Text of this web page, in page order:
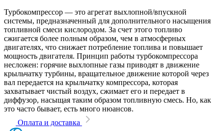
Турбокомпрессор — это агрегат выхлопной/впускной
системы, предназначенный для дополнительного насыщения
топливной смеси кислородом. За счет этого топливо
сжигается более полным образом, чем в атмосферных
двигателях, что снижает потребление топлива и повышает
мощность двигателя. Принцип работы турбокомпрессора
несложен: горячие выхлопные газы приводят в движение
крыльчатку турбины, вращательное движение которой через
вал передается на крыльчатку компрессора, которая
захватывает чистый воздух, сжимает его и передает в
диффузор, насыщая таким образом топливную смесь. Но, как
это часто бывает, есть много нюансов.
Оплата и доставка